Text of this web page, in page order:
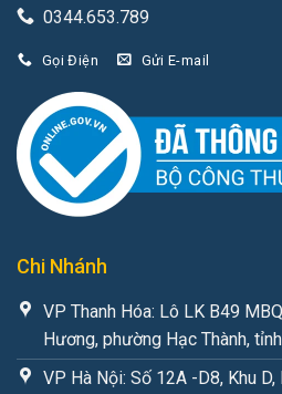
0344.653.789
Gọi Điện Gửi E-mail
Chi Nhánh
VP Thanh Hóa: Lô LK B49
Hương, phường Hạc Thành,
VP Hà Nội: Số 12A -D8, Khu